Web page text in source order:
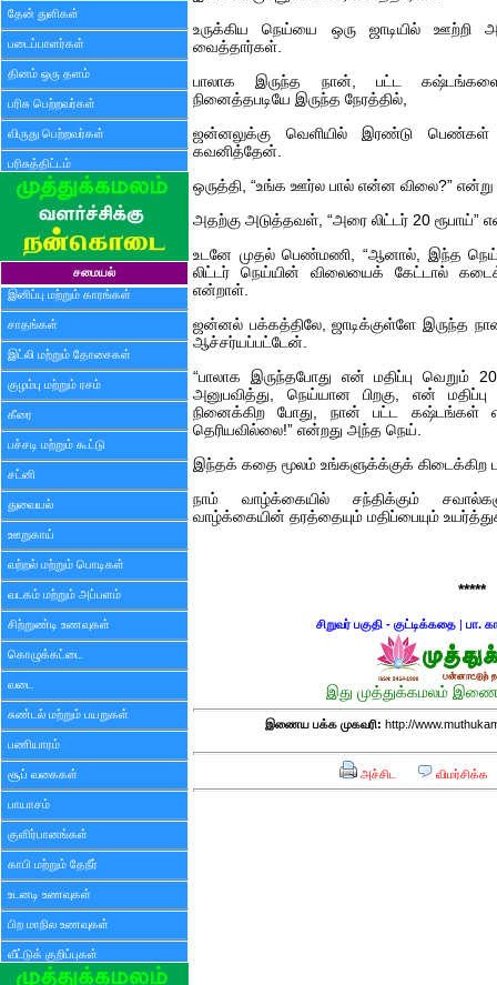
தேன் துளிகள்
படைப்பாளர்கள்
தினம் ஒரு தளம்
பரிசு பெற்றவர்கள்
விருது பெற்றவர்கள்
பரிசுத்திட்டம்
சமையல்
இனிப்பு மற்றும் காரங்கள்
சாதங்கள்
இட்லி மற்றும் தோசைகள்
குழம்பு மற்றும் ரசம்
கீரை
பச்சடி மற்றும் கூட்டு
சட்னி
துவையல்
ஊறுகாய்
வற்றல் மற்றும் பொடிகள்
வடகம் மற்றும் அப்பளம்
சிற்றுண்டி உணவுகள்
கொழுக்கட்டை
வடை
சுண்டல் மற்றும் பயறுகள்
பணியாரம்
சூப் வகைகள்
பாயாசம்
குளிர்பானங்கள்
காபி மற்றும் தேநீர்
உடனடி உணவுகள்
பிற மாநில உணவுகள்
வீட்டுக் குறிப்புகள்
உருக்கிய நெய்யை ஒரு ஜாடியில் ஊற்றி
வைத்தார்கள்.
பாலாக இருந்த நான், பட்ட
நினைத்தபடியே இருந்த நேரத்தில்,
ஜன்னலுக்கு வெளியில் இரண்டு
கவனித்தேன்.
ஒருத்தி, “உங்க ஊர்ல பால் என்ன விலை?”
அதற்கு அடுத்தவள், “அரை லிட்டர் 20 ரூபாய்”
உடனே முதல் பெண்மணி, “ஆனால், இந்த நெய்
லிட்டர் நெய்யின் விலையைக் கேட்டால்
என்றாள்.
ஜன்னல் பக்கத்திலே, ஜாடிக்குள்ளே இருந்த
ஆச்சர்யப்பட்டேன்.
“பாலாக இருந்தபோது என் மதிப்பு
அனுபவித்து, நெய்யான பிறகு, என்
நினைக்கிற போது, நான் பட்ட கஷ்டங்கள்
தெரியவில்லை!” என்றது அந்த நெய்.
இந்தக் கதை மூலம் உங்களுக்க்குக் கிடைக்கிற
நாம் வாழ்க்கையில் சந்திக்கும்
வாழ்க்கையின் தரத்தையும் மதிப்பையும்
*****
சிறுவர் பகுதி - குட்டிக்கதை| பா.
இது முத்துக்கமலம்
இணைய பக்க முகவரி: http://
அச்சிட விமர்சிக்க